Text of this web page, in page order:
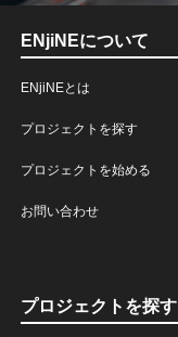
ENjiNEについて
ENjiNEとは
プロジェクトを探す
プロジェクトを始める
お問い合わせ
プロジェクトを探す